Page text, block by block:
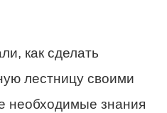
как сделать
лестницу своими
необходимые знания